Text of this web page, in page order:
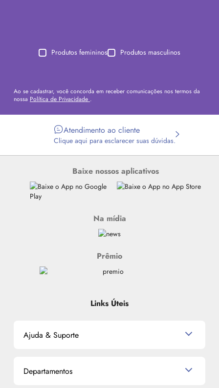
Produtos femininos Produtos masculinos
Ao se cadastrar, você concorda em receber comunicações nos termos da
nossa Política de Privacidade .
Atendimento ao cliente
Clique aqui para esclarecer suas dúvidas.
Baixe nossos aplicativos
Na mídia
Prêmio
Links Úteis
Ajuda & Suporte
Política de Devolução
Departamentos